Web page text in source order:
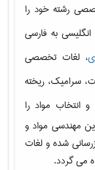
رشته خود را
به فارسی
، لغات تخصصی
سرامیک، ریخته
انتخاب مواد را
مهندسی مواد و
شده و لغات
می گردد.